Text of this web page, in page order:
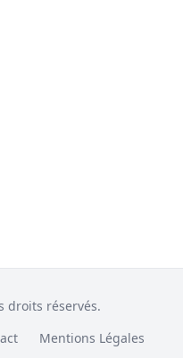
droits réservés.
Mentions Légales